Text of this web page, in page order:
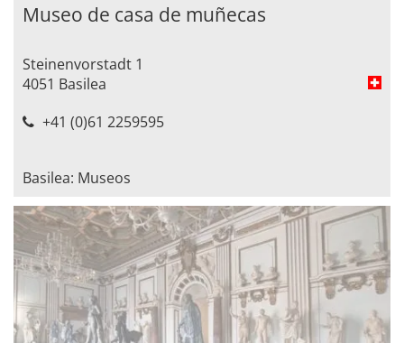
Museo de casa de muñecas
Steinenvorstadt 1
4051 Basilea
+41 (0)61 2259595
Basilea: Museos